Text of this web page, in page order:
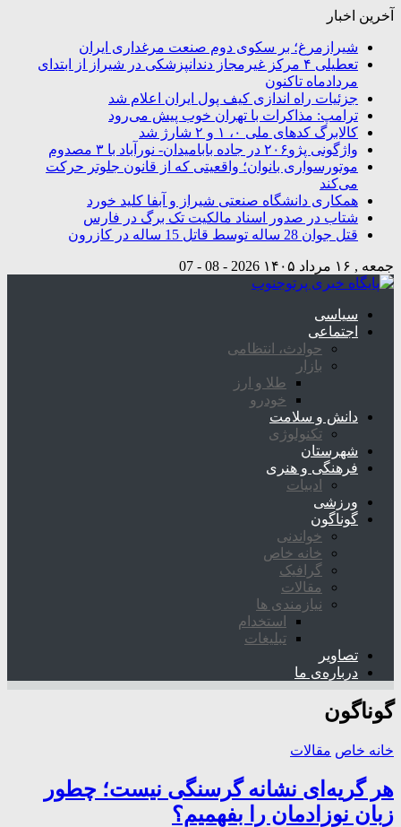
آخرین اخبار
شیرازمرغ؛ بر سکوی دوم صنعت مرغداری ایران
تعطیلی ۴ مرکز غیرمجاز دندانپزشکی در شیراز از ابتدای
مردادماه تاکنون
جزئیات راه اندازی کیف پول ایران اعلام شد
ترامپ: مذاکرات با تهران خوب پیش می‌رود
کالابرگ کدهای ملی ۰، ۱ و ۲ شارژ شد
واژگونی پژو۲۰۶ در جاده بابامیدان- نورآباد با ۳ مصدوم
موتورسواری بانوان؛ واقعیتی که از قانون جلوتر حرکت
می‌کند
همکاری دانشگاه صنعتی شیراز و آبفا کلید خورد
شتاب در صدور اسناد مالکیت تک برگ در فارس
قتل جوان 28 ساله توسط قاتل 15 ساله در کازرون
جمعه , ۱۶ مرداد ۱۴۰۵ 2026 - 08 - 07
سیاسی
اجتماعی
حوادث، انتظامی
بازار
طلا و ارز
خودرو
دانش و سلامت
تکنولوژی
شهرستان
فرهنگی و هنری
ادبیات
ورزشی
گوناگون
خواندنی
خانه خاص
گرافیک
مقالات
نیازمندی ها
استخدام
تبلیغات
تصاویر
درباره‌ی ما
گوناگون
خانه خاص مقالات
هر گریه‌ای نشانه گرسنگی نیست؛ چطور
زبان نوزادمان را بفهمیم؟